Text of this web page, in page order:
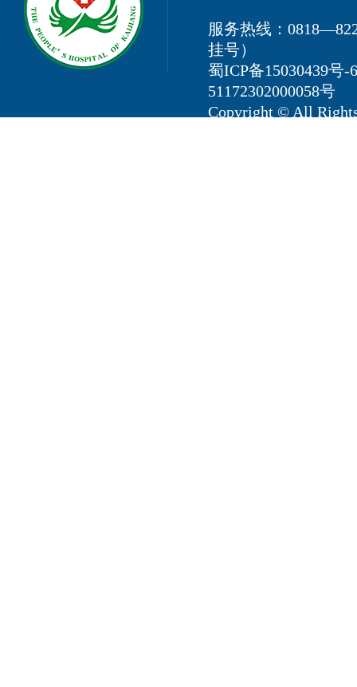
服务热线：
挂号）
蜀ICP备15030439号-
51172302000058号
Copyright © All